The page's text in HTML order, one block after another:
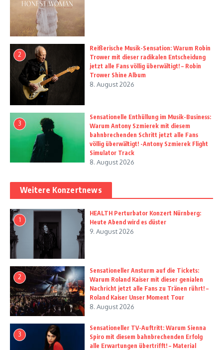
2
Reißerische Musik-Sensation: Warum Robin
Trower mit dieser radikalen Entscheidung
jetzt alle Fans völlig überwältigt! – Robin
Trower Shine Album
8. August 2026
3
Sensationelle Enthüllung im Musik-Business:
Warum Antony Szmierek mit diesem
bahnbrechenden Schritt jetzt alle Fans
völlig überwältigt! -Antony Szmierek Flight
Simulator Track
8. August 2026
Weitere Konzertnews
1
HEALTH Perturbator Konzert Nürnberg:
Heute Abend wird es düster
9. August 2026
2
Sensationeller Ansturm auf die Tickets:
Warum Roland Kaiser mit dieser genialen
Nachricht jetzt alle Fans zu Tränen rührt! –
Roland Kaiser Unser Moment Tour
8. August 2026
3
Sensationeller TV-Auftritt: Warum Sienna
Spiro mit diesem bahnbrechenden Erfolg
alle Erwartungen übertrifft! – Material